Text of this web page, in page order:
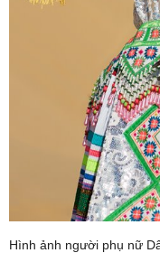
Hình ảnh người phụ nữ